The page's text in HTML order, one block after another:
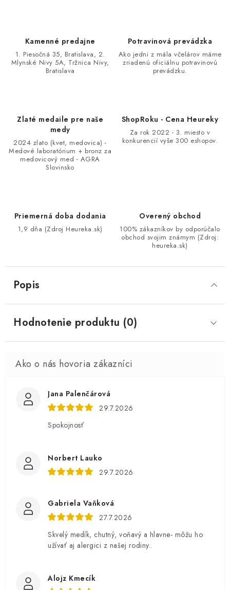
Kamenné predajne
1. Piesočná 35, Bratislava, 2.
Mlynské Nivy 5A, Tržnica Nivy,
Bratislava
Potravinová prevádzka
Ako jedni z mála včelárov máme
zriadenú oficiálnu potravinovú
prevádzku.
Zlaté medaile pre naše
medy
2024 zlato (kvet, medovica) -
Medové laboratórium + bronz za
medovicový med - AGRA
Slovinsko
ShopRoku - Cena Heureky
Za rok 2022 - 3. miesto v
konkurencií vyše 300 eshopov.
Priemerná doba dodania
1,9 dňa (Zdroj Heureka.sk)
Overený obchod
100% zákazníkov by odporúčalo
obchod svojim známym (Zdroj:
heureka.sk)
Popis
Hodnotenie produktu (0)
Jana Palenčárová
29.7.2026
Spokojnosť
Norbert Lauko
29.7.2026
Gabriela Vaňková
27.7.2026
Skvelý medík, chutný, voňavý a hlavne- môžu ho
užívať aj alergici z našej rodiny..
Alojz Kmecík